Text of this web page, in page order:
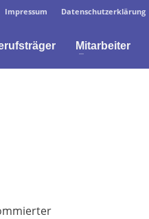
Impressum Datenschutzerklärung
Mitarbeiter